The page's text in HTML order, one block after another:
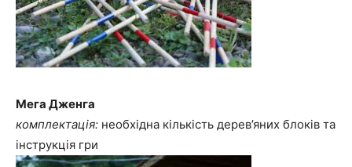
Мега Дженга
комплектація: необхідна кількість дерев’яних блоків та
інструкція гри